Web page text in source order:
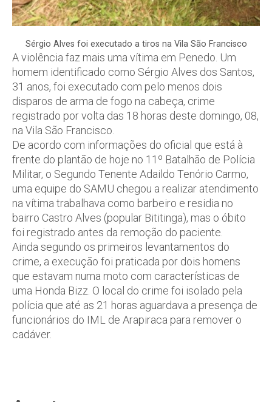
Sérgio Alves foi executado a tiros na Vila São Francisco
A violência faz mais uma vítima em Penedo. Um
homem identificado como Sérgio Alves dos Santos,
31 anos, foi executado com pelo menos dois
disparos de arma de fogo na cabeça, crime
registrado por volta das 18 horas deste domingo, 08,
na Vila São Francisco.
De acordo com informações do oficial que está à
frente do plantão de hoje no 11º Batalhão de Polícia
Militar, o Segundo Tenente Adaildo Tenório Carmo,
uma equipe do SAMU chegou a realizar atendimento
na vítima trabalhava como barbeiro e residia no
bairro Castro Alves (popular Bititinga), mas o óbito
foi registrado antes da remoção do paciente.
Ainda segundo os primeiros levantamentos do
crime, a execução foi praticada por dois homens
que estavam numa moto com características de
uma Honda Bizz. O local do crime foi isolado pela
polícia que até as 21 horas aguardava a presença de
funcionários do IML de Arapiraca para remover o
cadáver.